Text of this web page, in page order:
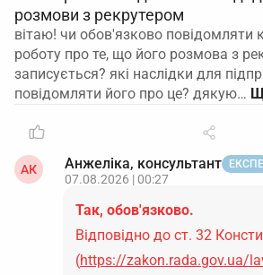
розмови з рекрутером
вітаю! чи обов'язково повідомляти
роботу про те, що його розмова з
записується? які наслідки для
повідомляти його про це? дякую…
АК Анжеліка, консультант
07.08.2026 | 00:27
Так, обов'язково.
Відповідно до ст. 32
(https://zakon.rada.gov.ua/